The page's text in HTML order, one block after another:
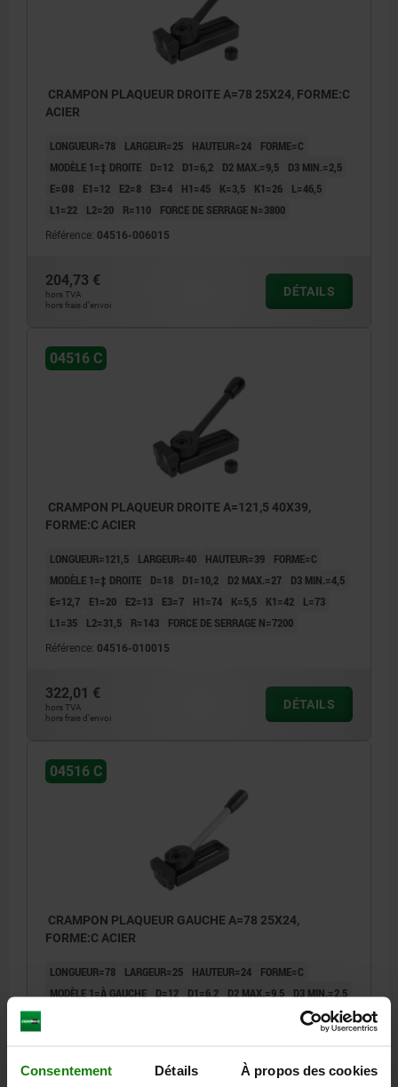
Consentement Détails À propos des cookies
CRAMPON PLAQUEUR DROITE A=78 25X24, FORME:C
ACIER
LONGUEUR=78 LARGEUR=25 HAUTEUR=24
FORME=C
MODÈLE 1=‡ DROITE
D=12 D1=6,2 D2 MAX.=9,5
D3 MIN.=2,5
E=Ø8
E1=12 E2=8 E3=4 H1=45 K=3,5 K1=26
L=46,5
L1=22
L2=20 R=110 FORCE DE SERRAGE N=3800
Référence: 04516-006015
204,73 €
hors TVA
hors frais d’envoi
DÉTAILS
04516 C
CRAMPON PLAQUEUR DROITE A=121,5 40X39,
FORME:C ACIER
LONGUEUR=121,5 LARGEUR=40 HAUTEUR=39
FORME=C
MODÈLE 1=‡ DROITE
D=18 D1=10,2 D2 MAX.=27
D3 MIN.=4,5
E=12,7
E1=20 E2=13 E3=7 H1=74 K=5,5 K1=42
L=73
L1=35
L2=31,5 R=143 FORCE DE SERRAGE N=7200
Référence: 04516-010015
322,01 €
hors TVA
hors frais d’envoi
DÉTAILS
04516 C
CRAMPON PLAQUEUR GAUCHE A=78 25X24,
FORME:C ACIER
LONGUEUR=78 LARGEUR=25 HAUTEUR=24
FORME=C
MODÈLE 1=À GAUCHE D=12 D1=6,2 D2 MAX.=9,5 D3 MIN.=2,5
L=46,5